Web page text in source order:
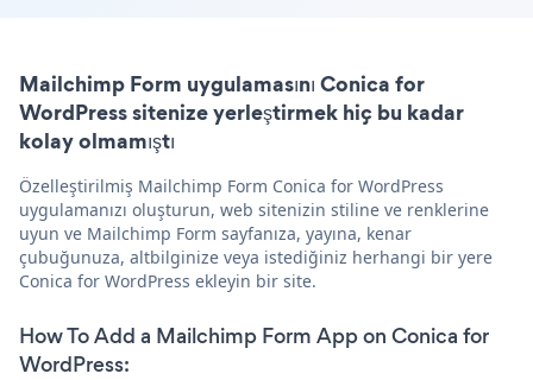
Mailchimp Form uygulamasını Conica for
WordPress sitenize yerleştirmek hiç bu kadar
kolay olmamıştı
Özelleştirilmiş Mailchimp Form Conica for WordPress
uygulamanızı oluşturun, web sitenizin stiline ve renklerine
uyun ve Mailchimp Form sayfanıza, yayına, kenar
çubuğunuza, altbilginize veya istediğiniz herhangi bir yere
Conica for WordPress ekleyin bir site.
How To Add a Mailchimp Form App on Conica for
WordPress: